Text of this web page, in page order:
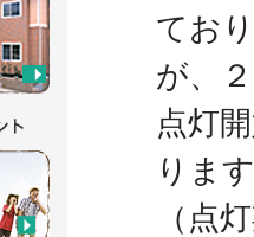
てお
が、
点灯
りま
（点